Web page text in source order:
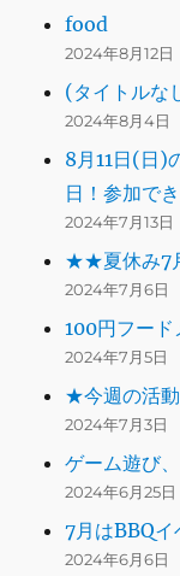
food
2024年8月12日
(タイトルな
2024年8月4日
8月11日(日)
日！参加で
2024年7月13日
★★夏休み7
2024年7月6日
100円フード
2024年7月5日
★今週の活
2024年7月3日
ゲーム遊び
2024年6月25日
7月はBBQイ
2024年6月6日